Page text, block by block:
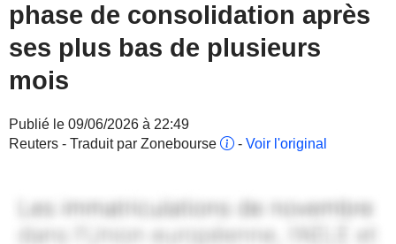
phase de consolidation après
ses plus bas de plusieurs
mois
Publié le 09/06/2026 à 22:49
Reuters - Traduit par Zonebourse
- Voir l'original